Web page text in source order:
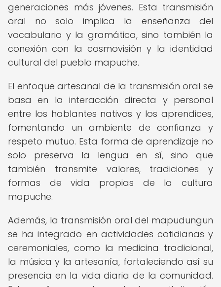
generaciones más jóvenes. Esta transmisión
oral no solo implica la enseñanza del
vocabulario y la gramática, sino también la
conexión con la cosmovisión y la identidad
cultural del pueblo mapuche.
El enfoque artesanal de la transmisión oral se
basa en la interacción directa y personal
entre los hablantes nativos y los aprendices,
fomentando un ambiente de confianza y
respeto mutuo. Esta forma de aprendizaje no
solo preserva la lengua en sí, sino que
también transmite valores, tradiciones y
formas de vida propias de la cultura
mapuche.
Además, la transmisión oral del mapudungun
se ha integrado en actividades cotidianas y
ceremoniales, como la medicina tradicional,
la música y la artesanía, fortaleciendo así su
presencia en la vida diaria de la comunidad.